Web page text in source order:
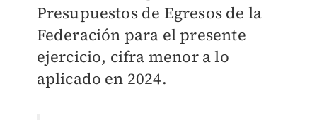
Presupuestos de Egresos de la
Federación para el presente
ejercicio, cifra menor a lo
aplicado en 2024.